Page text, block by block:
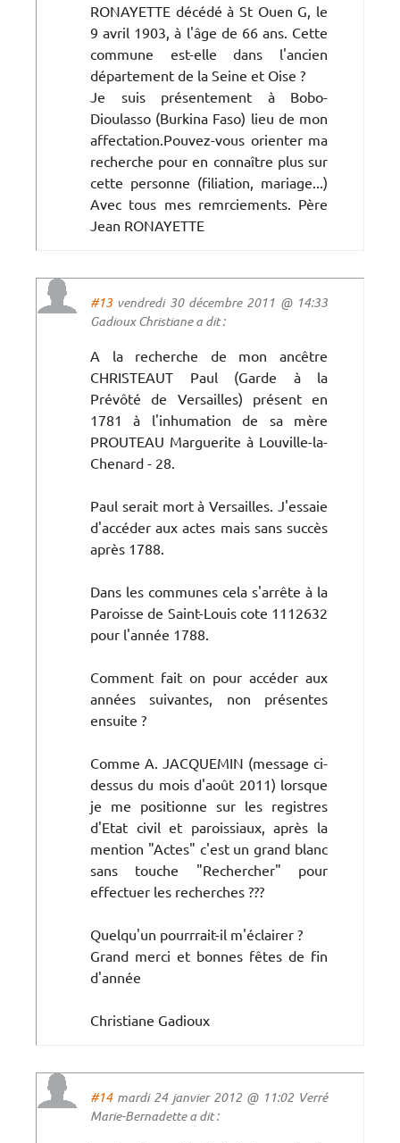
RONAYETTE décédé à St Ouen G, le
9 avril 1903, à l'âge de 66 ans. Cette
commune est-elle dans l'ancien
département de la Seine et Oise ?
Je suis présentement à Bobo-
Dioulasso (Burkina Faso) lieu de mon
affectation.Pouvez-vous orienter ma
recherche pour en connaître plus sur
cette personne (filiation, mariage...)
Avec tous mes remrciements. Père
Jean RONAYETTE
#13 vendredi 30 décembre 2011 @ 14:33
Gadioux Christiane a dit :
A la recherche de mon ancêtre
CHRISTEAUT Paul (Garde à la
Prévôté de Versailles) présent en
1781 à l'inhumation de sa mère
PROUTEAU Marguerite à Louville-la-
Chenard - 28.
Paul serait mort à Versailles. J'essaie
d'accéder aux actes mais sans succès
après 1788.
Dans les communes cela s'arrête à la
Paroisse de Saint-Louis cote 1112632
pour l'année 1788.
Comment fait on pour accéder aux
années suivantes, non présentes
ensuite ?
Comme A. JACQUEMIN (message ci-
dessus du mois d'août 2011) lorsque
je me positionne sur les registres
d'Etat civil et paroissiaux, après la
mention "Actes" c'est un grand blanc
sans touche "Rechercher" pour
effectuer les recherches ???
Quelqu'un pourrrait-il m'éclairer ?
Grand merci et bonnes fêtes de fin
d'année
Christiane Gadioux
#14mardi 24 janvier 2012 @ 11:02 Verré
Marie-Bernadette a dit :